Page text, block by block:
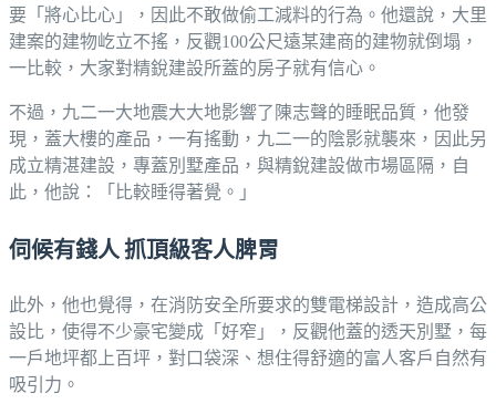
要「將心比心」，因此不敢做偷工減料的行為。他還說，大里
建案的建物屹立不搖，反觀100公尺遠某建商的建物就倒塌，
一比較，大家對精銳建設所蓋的房子就有信心。
不過，九二一大地震大大地影響了陳志聲的睡眠品質，他發
現，蓋大樓的產品，一有搖動，九二一的陰影就襲來，因此另
成立精湛建設，專蓋別墅產品，與精銳建設做市場區隔，自
此，他說：「比較睡得著覺。」
伺候有錢人 抓頂級客人脾胃
此外，他也覺得，在消防安全所要求的雙電梯設計，造成高公
設比，使得不少豪宅變成「好窄」，反觀他蓋的透天別墅，每
一戶地坪都上百坪，對口袋深、想住得舒適的富人客戶自然有
吸引力。